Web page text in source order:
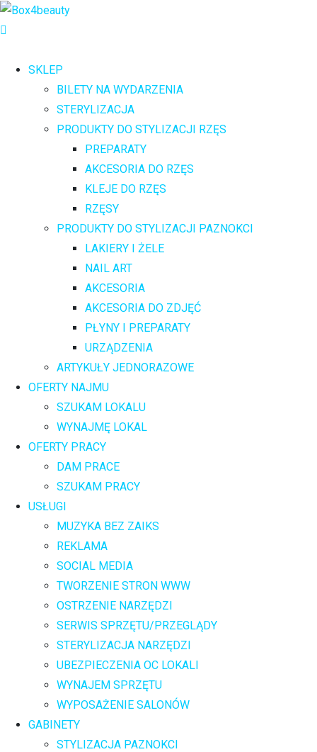
SKLEP
BILETY NA WYDARZENIA
STERYLIZACJA
PRODUKTY DO STYLIZACJI RZĘS
PREPARATY
AKCESORIA DO RZĘS
KLEJE DO RZĘS
RZĘSY
PRODUKTY DO STYLIZACJI PAZNOKCI
LAKIERY I ŻELE
NAIL ART
AKCESORIA
AKCESORIA DO ZDJĘĆ
PŁYNY I PREPARATY
URZĄDZENIA
ARTYKUŁY JEDNORAZOWE
OFERTY NAJMU
SZUKAM LOKALU
WYNAJMĘ LOKAL
OFERTY PRACY
DAM PRACE
SZUKAM PRACY
USŁUGI
MUZYKA BEZ ZAIKS
REKLAMA
SOCIAL MEDIA
TWORZENIE STRON WWW
OSTRZENIE NARZĘDZI
SERWIS SPRZĘTU/PRZEGLĄDY
STERYLIZACJA NARZĘDZI
UBEZPIECZENIA OC LOKALI
WYNAJEM SPRZĘTU
WYPOSAŻENIE SALONÓW
GABINETY
STYLIZACJA PAZNOKCI